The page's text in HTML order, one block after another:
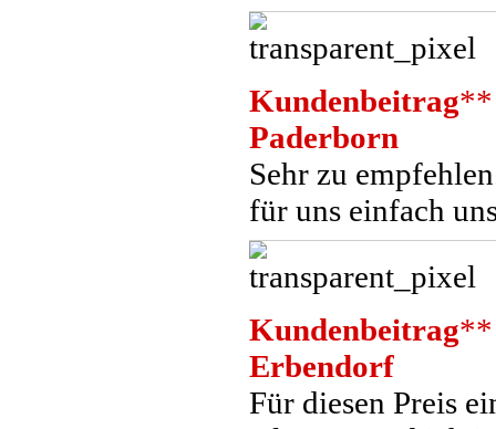
Kundenbeitrag**
Paderborn
Sehr zu
für uns einfach
Kundenbeitrag**
Erbendorf
Für diesen Preis